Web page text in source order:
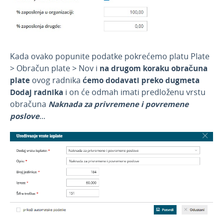
Kada ovako popunite podatke pokrećemo platu Plate
> Obračun plate > Nov i na drugom koraku obračuna
plate ovog radnika ćemo dodavati preko dugmeta
Dodaj radnika i on će odmah imati predloženu vrstu
obračuna Naknada za privremene i povremene
poslove...